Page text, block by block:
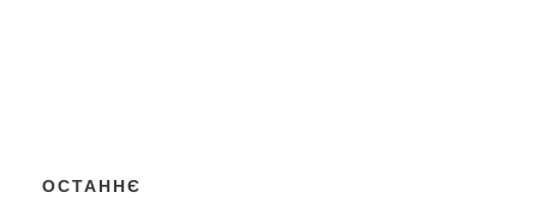
ОСТАННЄ